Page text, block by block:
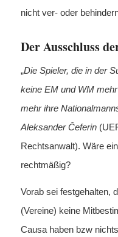
nicht ver- oder
Der Ausschluss
„Die Spieler, die in der
keine EM und WM
mehr ihre
Aleksander Čeferin
Rechtsanwalt). Wäre
rechtmäßig?
Vorab sei festgehalten,
(Vereine) keine
Causa haben bzw